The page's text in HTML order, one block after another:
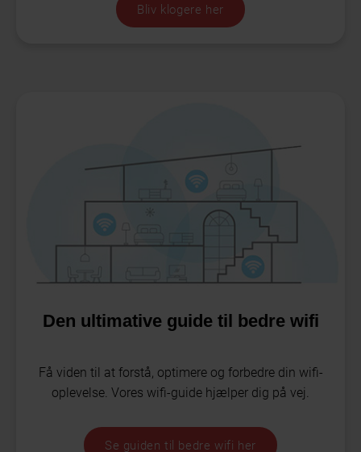
Bliv klogere her
Den ultimative guide til bedre wifi
Få viden til at forstå, optimere og forbedre din wifi-
oplevelse. Vores wifi-guide hjælper dig på vej.
Se guiden til bedre wifi her